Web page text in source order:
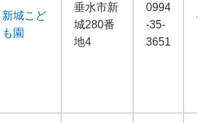
新城こど
も園
垂水市新
城280番
地4
0994
-35-
3651
4
5